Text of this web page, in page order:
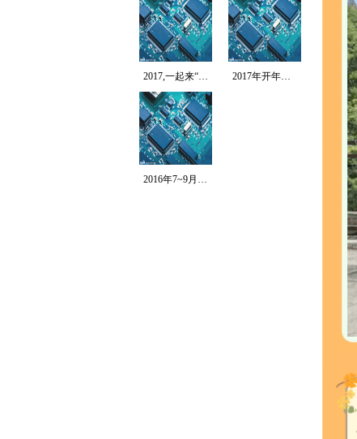
2017,一起来“北... 2017年开年第一跑...
2016年7~9月T...